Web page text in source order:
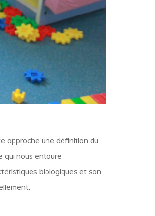
approche une définition du
qui nous entoure.
biologiques et son